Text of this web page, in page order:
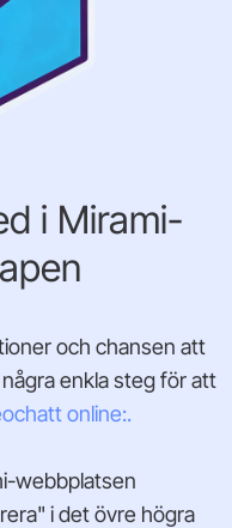
i Mirami-
och chansen att
enkla steg för att
online:.
webbplatsen
i det övre högra